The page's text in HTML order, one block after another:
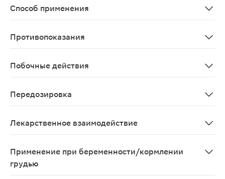
Способ применения
Противопоказания
Побочные действия
Передозировка
Лекарственное взаимодействие
Применение при беременности/кормлении
грудью